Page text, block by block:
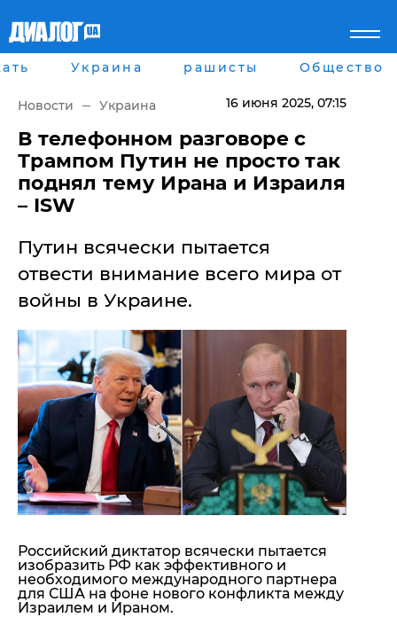
Главная
рассея
Мир
Беларусь
Военное обозрение
Наука и Техника
Экономика
Блоги
Пресса
Шоу-биз
Здоровье
Спорт
Культура
Города
Харьков
Днепр
Львов
Война на Донбассе и в
Крыму
"ДНР"
"ЛНР"
Оккупация Крыма
Новости Крыма
Донбасс
Армия Украины
Лайф стайл
Здоровье
Помощь проекту
Стиль Диалога
Шоу-биз
Культура
Общество
Пресс-релизы
Мнение
Блоги
ИноСМИ
Украина рашисты Общество
Новости Украина 16 июня 2025, 07:15
​В телефонном разговоре с
Трампом Путин не просто так
поднял тему Ирана и Израиля
– ISW
Путин всячески пытается
отвести внимание всего мира от
войны в Украине.
Российский диктатор всячески пытается
изобразить РФ как эффективного и
необходимого международного партнера
для США на фоне нового конфликта между
Израилем и Ираном.